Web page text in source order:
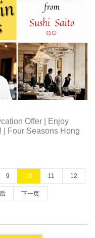
Offer | Enjoy
| Four Seasons Hong
9 10 11 12
下一页